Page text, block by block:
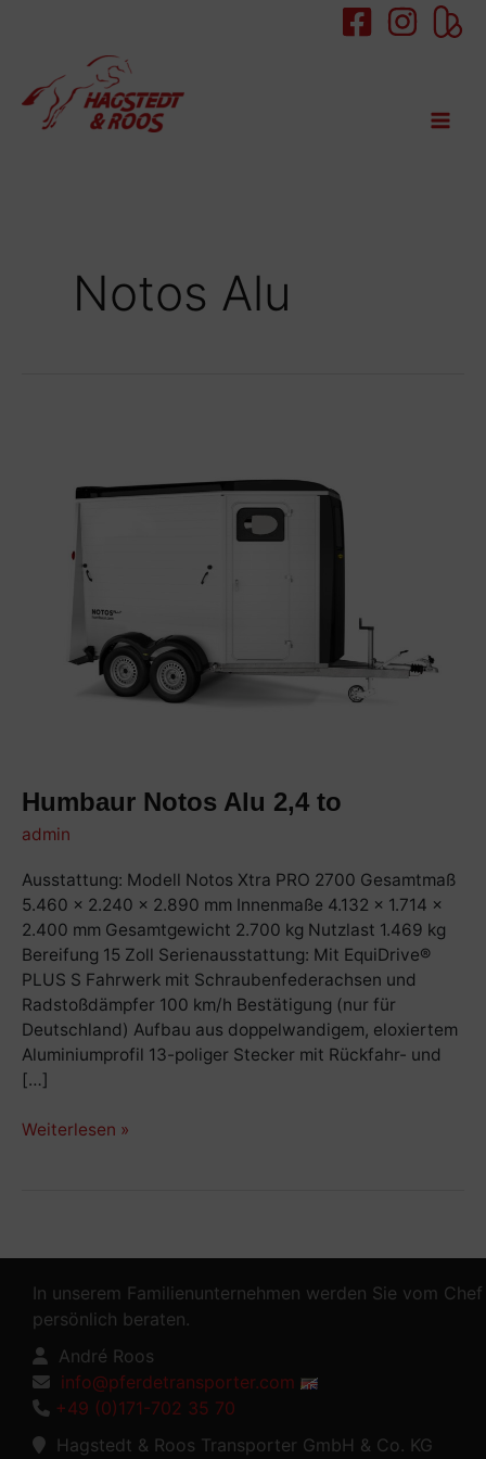
Notos Alu
Humbaur Notos Alu 2,4 to
admin
Ausstattung: Modell Notos Xtra PRO 2700 Gesamtmaß
5.460 x 2.240 x 2.890 mm Innenmaße 4.132 x 1.714 x
2.400 mm Gesamtgewicht 2.700 kg Nutzlast 1.469 kg
Bereifung 15 Zoll Serienausstattung: Mit EquiDrive®
PLUS S Fahrwerk mit Schraubenfederachsen und
Radstoßdämpfer 100 km/h Bestätigung (nur für
Deutschland) Aufbau aus doppelwandigem, eloxiertem
Aluminiumprofil 13-poliger Stecker mit Rückfahr- und
[…]
Weiterlesen »
In unserem Familienunternehmen werden Sie vom Chef
persönlich beraten.
André Roos
info@pferdetransporter.com
+49 (0)171-702 35 70
Hagstedt & Roos Transporter GmbH & Co. KG